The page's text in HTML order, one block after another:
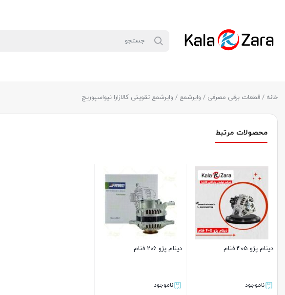
خانه / قطعات برقی مصرفی / وایرشمع / وایرشمع تقویتی کالازارا نیواسپوریچ
محصولات مرتبط
دینام پژو 405 فنام
ناموجود
دینام پژو 206 فنام
ناموجود